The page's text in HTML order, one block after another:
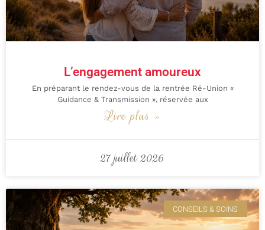
L’engagement amoureux
En préparant le rendez-vous de la rentrée Ré-Union «
Guidance & Transmission », réservée aux
Lire plus »
27 juillet 2026
CONSEILS & SOINS